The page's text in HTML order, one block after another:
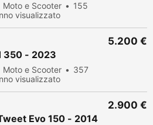
Moto e Scooter
155
visualizzato
350 - 2023
Moto e Scooter
357
visualizzato
5.200 €
Evo 150 - 2014
2.900 €